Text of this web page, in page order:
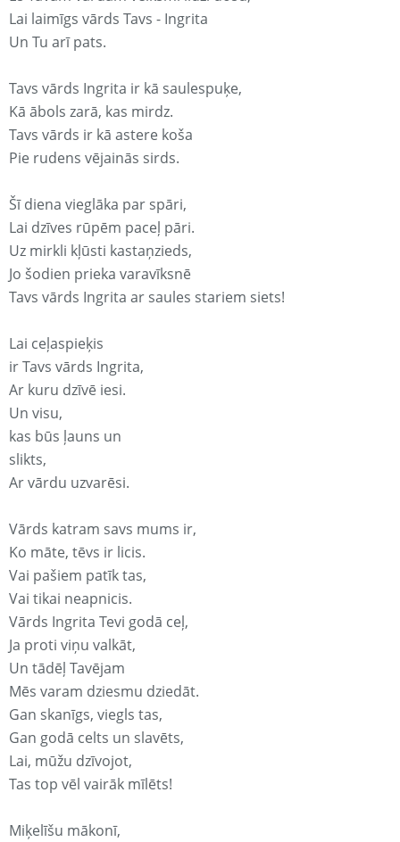
Lai laimīgs vārds Tavs - Ingrita
Un Tu arī pats.
Tavs vārds Ingrita ir kā saulespuķe,
Kā ābols zarā, kas mirdz.
Tavs vārds ir kā astere koša
Pie rudens vējainās sirds.
Šī diena vieglāka par spāri,
Lai dzīves rūpēm paceļ pāri.
Uz mirkli kļūsti kastaņzieds,
Jo šodien prieka varavīksnē
Tavs vārds Ingrita ar saules stariem siets!
Lai ceļaspieķis
ir Tavs vārds Ingrita,
Ar kuru dzīvē iesi.
Un visu,
kas būs ļauns un
slikts,
Ar vārdu uzvarēsi.
Vārds katram savs mums ir,
Ko māte, tēvs ir licis.
Vai pašiem patīk tas,
Vai tikai neapnicis.
Vārds Ingrita Tevi godā ceļ,
Ja proti viņu valkāt,
Un tādēļ Tavējam
Mēs varam dziesmu dziedāt.
Gan skanīgs, viegls tas,
Gan godā celts un slavēts,
Lai, mūžu dzīvojot,
Tas top vēl vairāk mīlēts!
Miķelīšu mākonī,